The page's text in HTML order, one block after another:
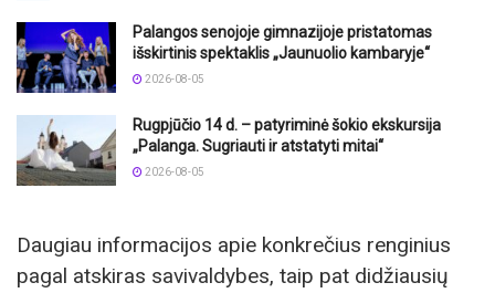
Palangos senojoje gimnazijoje pristatomas
išskirtinis spektaklis „Jaunuolio kambaryje“
2026-08-05
Rugpjūčio 14 d. – patyriminė šokio ekskursija
„Palanga. Sugriauti ir atstatyti mitai“
2026-08-05
Daugiau informacijos apie konkrečius renginius
pagal atskiras savivaldybes, taip pat didžiausių